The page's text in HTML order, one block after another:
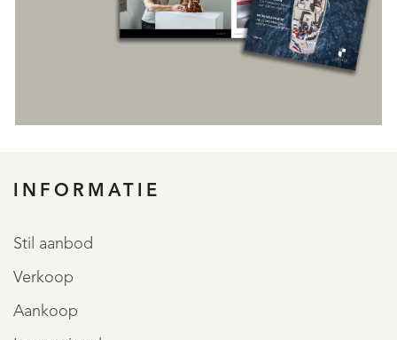
INFORMATIE
Stil aanbod
Verkoop
Aankoop